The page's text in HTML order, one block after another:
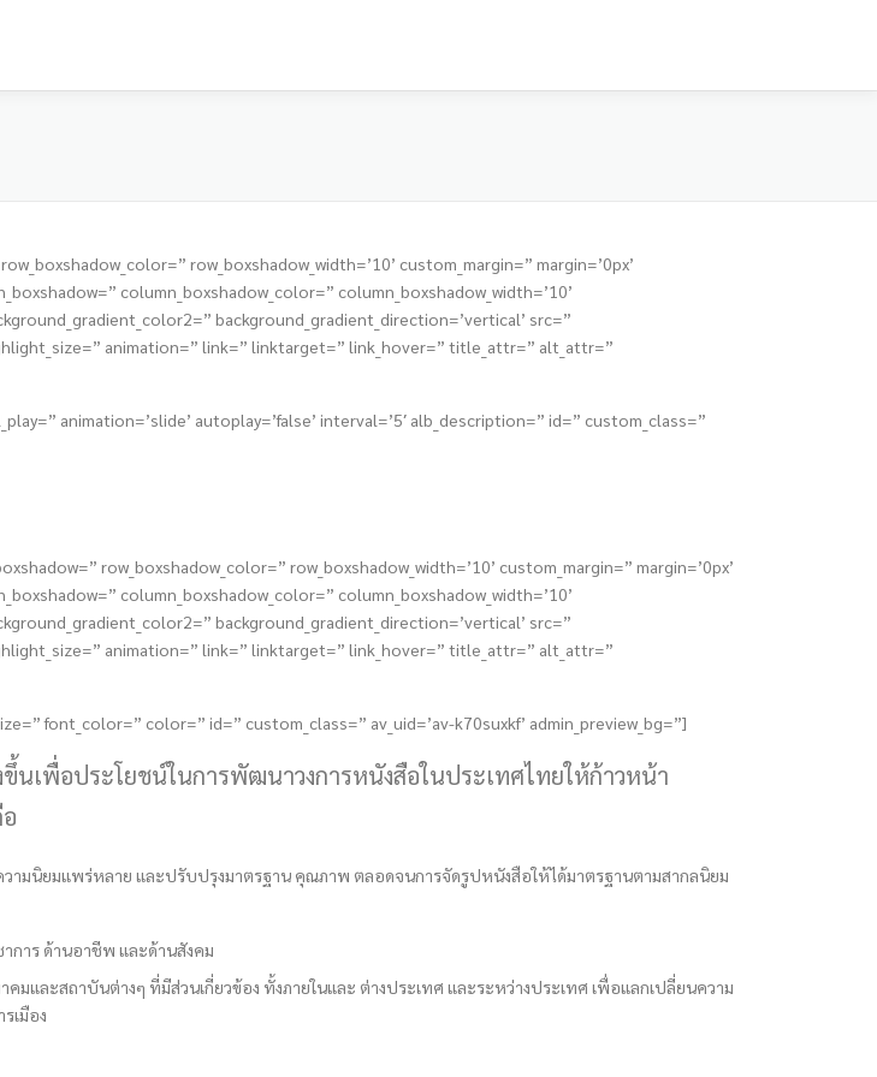
row_boxshadow_width=’10’ custom_margin=” margin=’0px’
column_boxshadow_color=” column_boxshadow_width=’10’
background_gradient_direction=’vertical’ src=”
animation=” link=” linktarget=” link_hover=” title_attr=” alt_attr=”
animation=’slide’ autoplay=’false’ interval=’5′ alb_description=” id=” custom_class=”
row_boxshadow_color=” row_boxshadow_width=’10’ custom_margin=” margin=’0px’
column_boxshadow_color=” column_boxshadow_width=’10’
background_gradient_direction=’vertical’ src=”
animation=” link=” linktarget=” link_hover=” title_attr=” alt_attr=”
font_color=” color=” id=” custom_class=” av_uid=’av-k70suxkf’ admin_preview_bg=”]
เพื่อประโยชน์ในการพัฒนาวงการหนังสือในประเทศไทยให้ก้าวหน้า
ามนิยมแพร่หลาย และปรับปรุงมาตรฐาน คุณภาพ ตลอดจนการจัดรูปหนังสือให้ได้มาตรฐานตามสากลนิยม
การ ด้านอาชีพ และด้านสังคม
ละสถาบันต่างๆ ที่มีส่วนเกี่ยวข้อง ทั้งภายในและ ต่างประเทศ และระหว่างประเทศ เพื่อแลกเปลี่ยนความ
เมือง